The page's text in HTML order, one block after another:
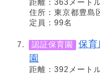
距離：363メート
住所：東京都豊島
定員：99名
認証保育園
保
園
距離：392メート